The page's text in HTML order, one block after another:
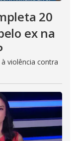
20
ex na
violência contra